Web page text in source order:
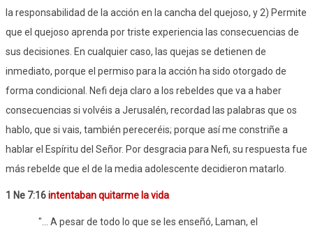
la responsabilidad de la acción en la cancha del quejoso, y 2) Permite
que el quejoso aprenda por triste experiencia las consecuencias de
sus decisiones. En cualquier caso, las quejas se detienen de
inmediato, porque el permiso para la acción ha sido otorgado de
forma condicional. Nefi deja claro a los rebeldes que va a haber
consecuencias si volvéis a Jerusalén, recordad las palabras que os
hablo, que si vais, también pereceréis; porque así me constriñe a
hablar el Espíritu del Señor. Por desgracia para Nefi, su respuesta fue
más rebelde que el de la media adolescente decidieron matarlo.
1 Ne 7:16intentaban quitarme la vida
"... A pesar de todo lo que se les enseñó, Laman, el